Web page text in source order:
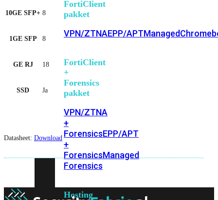
FortiClient
pakket
VPN/ZTNAEPP/APTManaged
FortiClient
+
Forensics
pakket
VPN/ZTNA
+
ForensicsEPP/APT
+
ForensicsManaged
Forensics
Hosting
10GE SFP+ 8
1GE SFP 8
GE RJ 18
SSD Ja
Datasheet: Download